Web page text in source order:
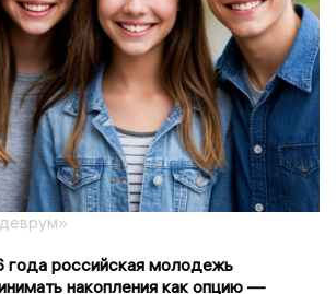
российская молодежь
накопления как опцию —